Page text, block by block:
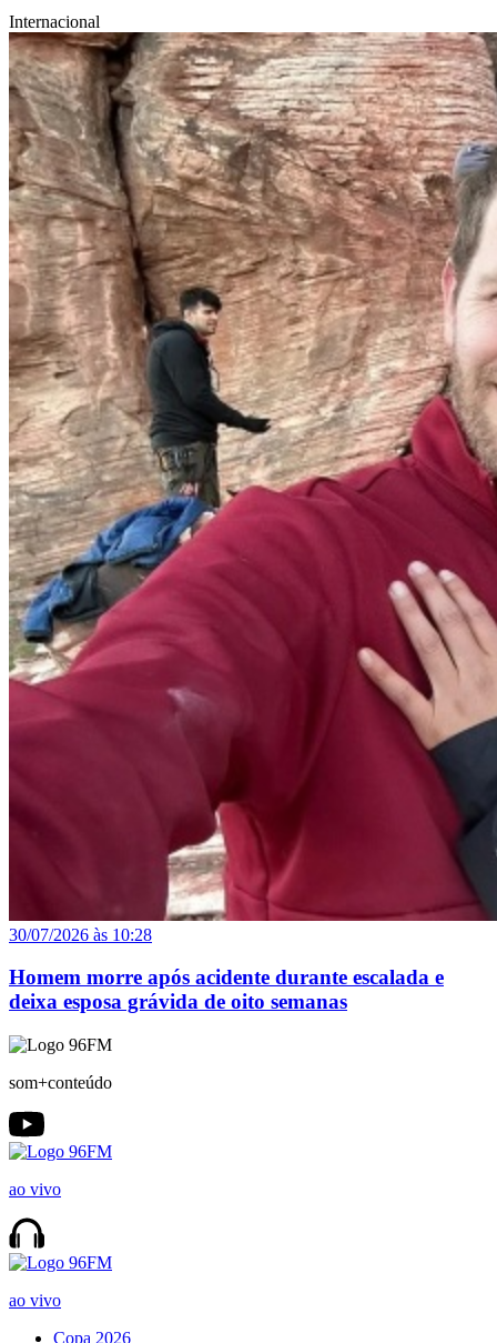
Internacional
30/07/2026 às 10:28
Homem morre após acidente durante escalada e
deixa esposa grávida de oito semanas
som+conteúdo
ao vivo
ao vivo
Copa 2026